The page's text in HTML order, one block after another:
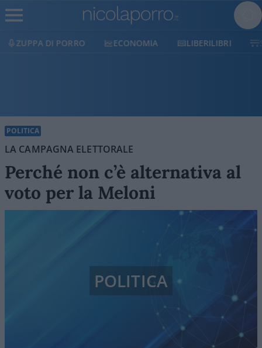
ECONOMIA LIBERILIBRI SHOP SOSTIENICI
POLITICA
LA CAMPAGNA ELETTORALE
Perché non c’è alternativa al
voto per la Meloni
POLITICA